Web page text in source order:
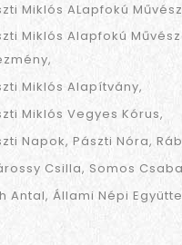
Miklós ALapfokú
Miklós Alapfokú
Miklós Alapítvány
Miklós Vegyes Kórus
Napok Pászti Nóra
Csilla Somos Csaba
Antal Állami Népi